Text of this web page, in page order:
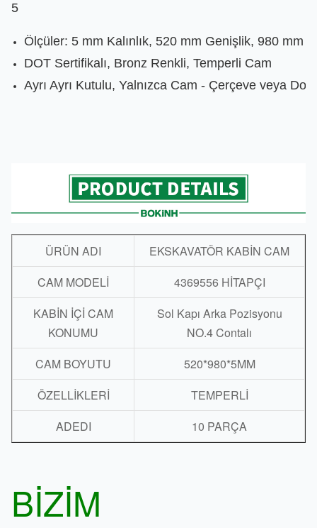
5
Ölçüler: 5 mm Kalınlık, 520 mm Genişlik, 980 mm
DOT Sertifikalı, Bronz Renkli, Temperli Cam
Ayrı Ayrı Kutulu, Yalnızca Cam - Çerçeve veya
ÜRÜN ADI
EKSKAVATÖR KABİN CAM
CAM MODELİ
4369556 HİTAPÇI
KABİN İÇİ CAM
KONUMU
Sol Kapı Arka Pozisyonu
NO.4 Contalı
CAM BOYUTU
520*980*5MM
ÖZELLİKLERİ
TEMPERLİ
ADEDI
10 PARÇA
BİZİM